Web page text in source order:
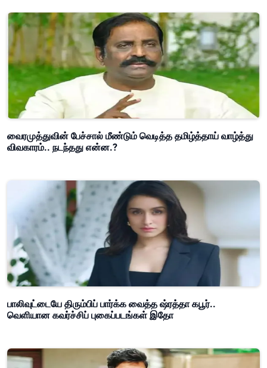
வைரமுத்துவின் பேச்சால் மீண்டும் வெடித்த தமிழ்த்தாய் வாழ்த்து
விவகாரம்.. நடந்தது என்ன.?
பாலிவுட்டையே திரும்பிப் பார்க்க வைத்த ஷ்ரத்தா கபூர்..
வெளியான கவர்ச்சிப் புகைப்படங்கள் இதோ